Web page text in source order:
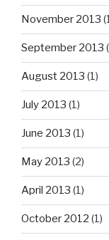
November 2013
September 2013
August 2013 (1)
July 2013 (1)
June 2013 (1)
May 2013 (2)
April 2013 (1)
October 2012 (1)